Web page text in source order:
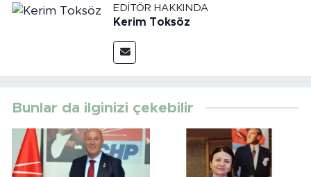
EDITÖR HAKKINDA
Kerim Toksöz
Bunlar da ilginizi çekebilir